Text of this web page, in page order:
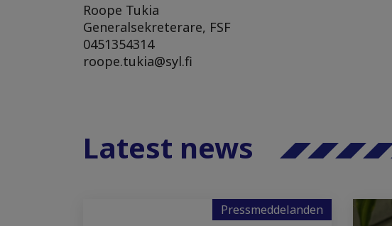
Roope Tukia
Generalsekreterare, FSF
0451354314
roope.tukia@syl.fi
Latest news
Pressmeddelanden